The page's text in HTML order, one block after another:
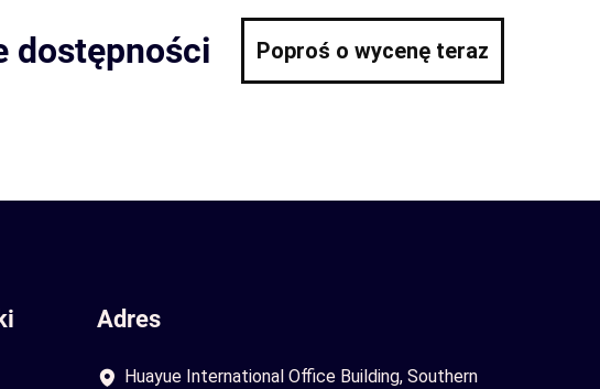
dostępności
Poproś o wycenę teraz
Adres
Huayue International Office Building, Southern